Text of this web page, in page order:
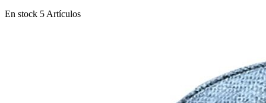
En stock 5 Artículos